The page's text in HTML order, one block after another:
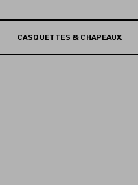
CASQUETTES & CHAPEAUX